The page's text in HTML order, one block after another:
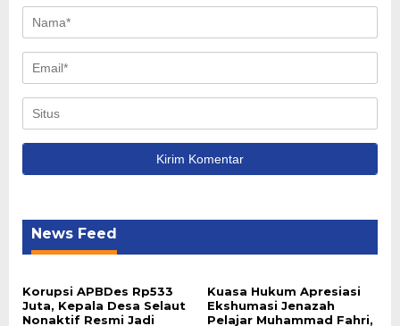
News Feed
Korupsi APBDes Rp533
Juta, Kepala Desa Selaut
Nonaktif Resmi Jadi
Kuasa Hukum Apresiasi
Ekshumasi Jenazah
Pelajar Muhammad Fahri,